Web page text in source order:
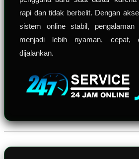
rapi dan tidak berbelit. Dengan
sistem online stabil, pengalaman
menjadi lebih nyaman, cepat,
dijalankan.